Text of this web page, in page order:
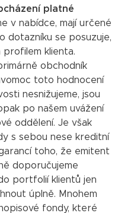
platné
v nabídce, mají určené
dotazníku se posuzuje,
profilem klienta.
obchodník
toto hodnocení
nesnižujeme, jsou
po našem uvážení
oddělení. Je však
s sebou nese kreditní
toho, že emitent
doporučujeme
portfolií klientů jen
úplně. Mnohem
fondy, které